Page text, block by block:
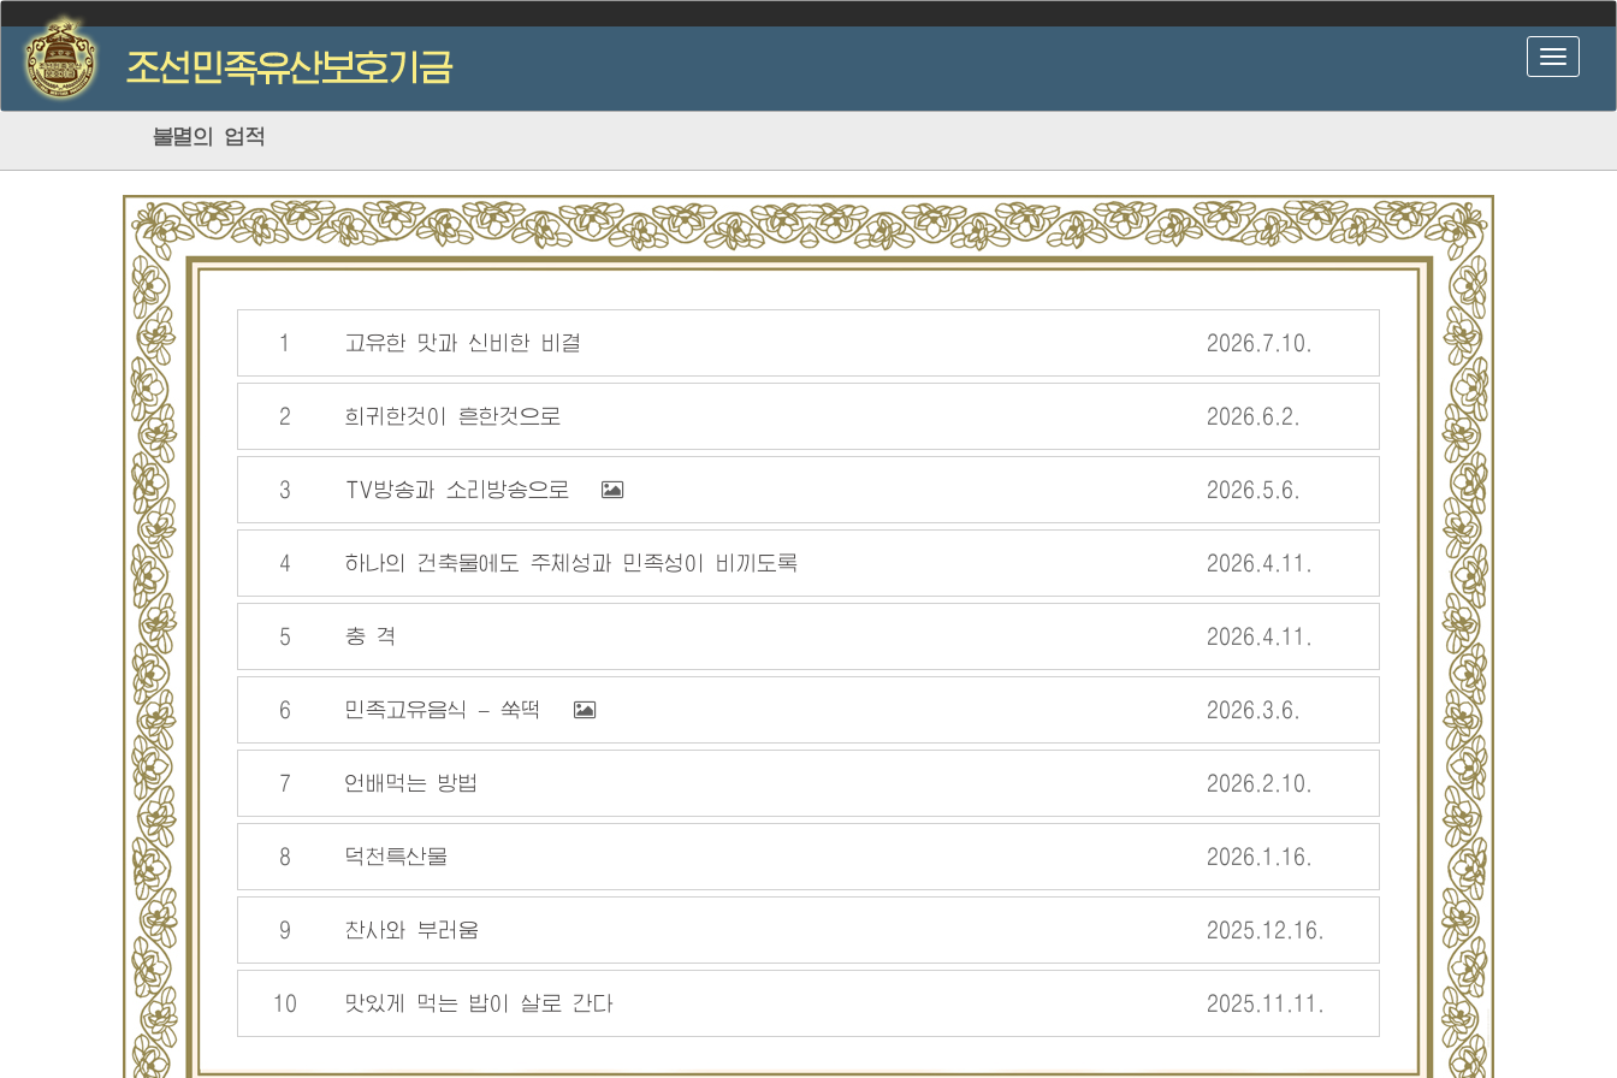
불멸의 업적
1 고유한 맛과 신비한 비결 2026.7.10.
2 희귀한것이 흔한것으로 2026.6.2.
3 TV방송과 소리방송으로 2026.5.6.
4 하나의 건축물에도 주체성과 민족성이 비끼도록 2026.4.11.
5 충 격 2026.4.11.
6 민족고유음식 – 쑥떡 2026.3.6.
7 언배먹는 방법 2026.2.10.
8 덕천특산물 2026.1.16.
9 찬사와 부러움 2025.12.16.
10 맛있게 먹는 밥이 살로 간다 2025.11.11.